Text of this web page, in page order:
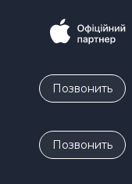
Позвонить
Позвонить